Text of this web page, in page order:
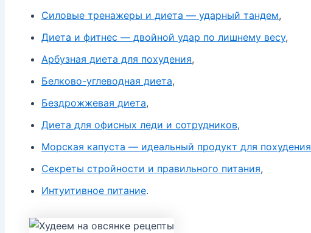
Силовые тренажеры и диета — ударный тандем,
Диета и фитнес — двойной удар по лишнему весу,
Арбузная диета для похудения,
Белково-углеводная диета,
Бездрожжевая диета,
Диета для офисных леди и сотрудников,
Морская капуста — идеальный продукт для похудения
Секреты стройности и правильного питания,
Интуитивное питание.